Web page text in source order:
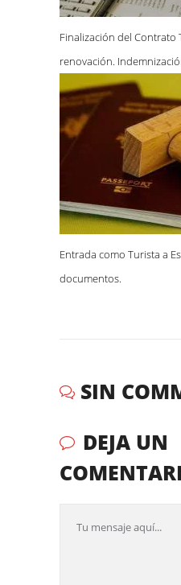
Finalización del Contrato
renovación.
Entrada como Turista a
documentos.
SIN
DEJA UN